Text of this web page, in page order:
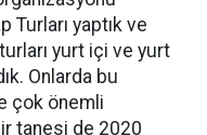
Turları yaptık ve
yurt içi ve yurt
Onlarda bu
çok önemli
tanesi de 2020